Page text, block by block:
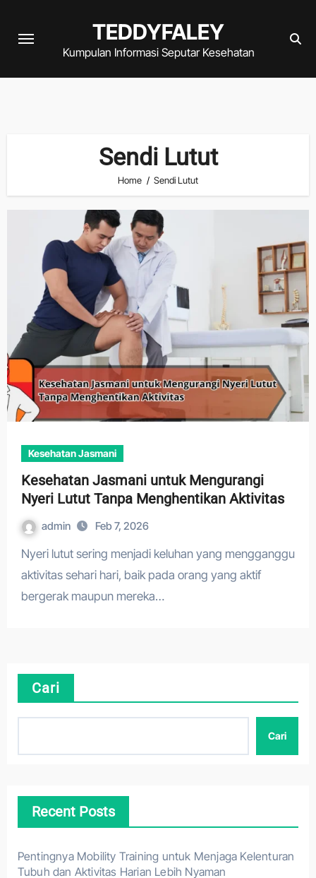
TEDDYFALEY
Kumpulan Informasi Seputar Kesehatan
Sendi Lutut
Home Sendi Lutut
Kesehatan Jasmani
Kesehatan Jasmani untuk Mengurangi
Nyeri Lutut Tanpa Menghentikan Aktivitas
admin Feb 7, 2026
Nyeri lutut sering menjadi keluhan yang mengganggu
aktivitas sehari hari, baik pada orang yang aktif
bergerak maupun mereka…
Cari
Cari
Recent Posts
Pentingnya Mobility Training untuk Menjaga Kelenturan
Tubuh dan Aktivitas Harian Lebih Nyaman